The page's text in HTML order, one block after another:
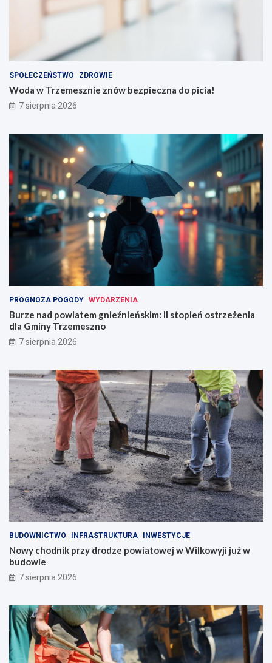
SPOŁECZEŃSTWO ZDROWIE
Woda w Trzemesznie znów bezpieczna do picia!
7 sierpnia 2026
PROGNOZA POGODY WYDARZENIA
Burze nad powiatem gnieźnieńskim: II stopień ostrzeżenia
dla Gminy Trzemeszno
7 sierpnia 2026
BUDOWNICTWO INFRASTRUKTURA INWESTYCJE
Nowy chodnik przy drodze powiatowej w Wilkowyji już w
budowie
7 sierpnia 2026